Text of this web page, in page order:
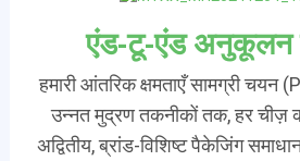
एंड-टू-एंड अनुकूलन
हमारी आंतरिक क्षमताएँ सामग्री चयन
उन्नत मुद्रण तकनीकों तक, हर चीज़
अद्वितीय, ब्रांड-विशिष्ट पैकेजिंग